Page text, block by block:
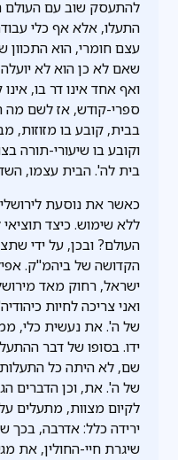
להתעסק שוב עם
התעלו, אלא אף כלי
עצם חומרי, הוא התכוון
שאם לא כן הוא לא
ואף אחד אינו דר בו,
ספרי-קודש, אז לשם מה
בבית, קובע בו מזוזות,
וקובע בו שיעורי-תורה
בית לה'. הבית עצמו,
כאשר את נוסעת
ללא שימוש. כיצד
העולם? ובכן, על ידי
הקדושה של ביהמ"ק.
ישראל, רחוק מאד
ואני צריכה לחיות
של ה'. את נעשית כלי,
ידו. בסופו של דבר
שם, לא היתה כל התעלות.
של ה'. את, וכן
לקיום מצוות, מתעלים על
ירידה כלל: אדרבה,
שיגרת חיי-החולין, את